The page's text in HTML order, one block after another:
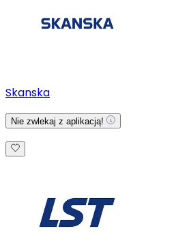
Skanska
Nie zwlekaj z aplikacją!